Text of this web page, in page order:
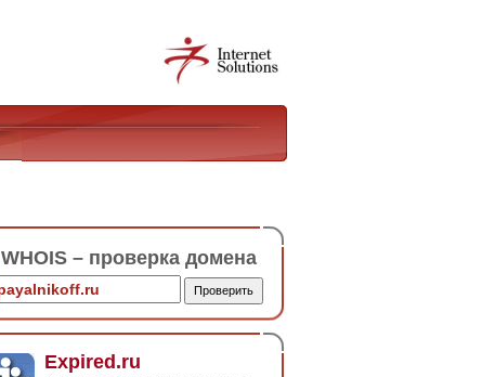
WHOIS – проверка домена
Expired.ru